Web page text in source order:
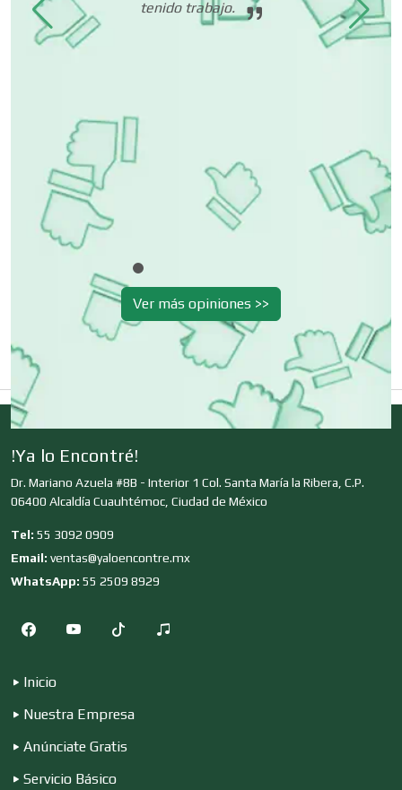
Cremerías y Salchichonerías
Cromadoras
Decoración de Interiores
Dentistas
Dermatólogos
Desarrollo de Software
Desperdicios Industriales
tenido trabajo.
Ver más opiniones >>
!Ya lo Encontré!
Dr. Mariano Azuela #8B - Interior 1 Col. Santa María la Ribera, C.P.
06400 Alcaldía Cuauhtémoc, Ciudad de México
Tel: 55 3092 0909
Email: ventas@yaloencontre.mx
WhatsApp: 55 2509 8929
Inicio
Nuestra Empresa
Anúnciate Gratis
Servicio Básico